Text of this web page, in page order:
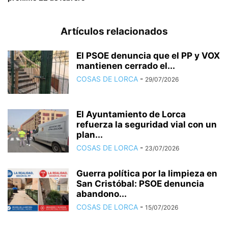
Artículos relacionados
El PSOE denuncia que el PP y VOX
mantienen cerrado el...
COSAS DE LORCA - 29/07/2026
El Ayuntamiento de Lorca
refuerza la seguridad vial con un
plan...
COSAS DE LORCA - 23/07/2026
Guerra política por la limpieza en
San Cristóbal: PSOE denuncia
abandono...
COSAS DE LORCA - 15/07/2026